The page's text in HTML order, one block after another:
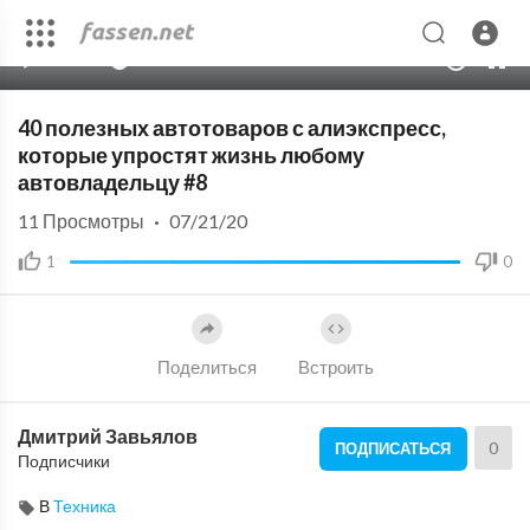
40 полезных автотоваров с алиэкспресс,
которые упростят жизнь любому
автовладельцу #8
1 0
11 Просмотры · 07/21/20
Поделиться Встроить
Дмитрий Завьялов
Подписчики
ПОДПИСАТЬСЯ 0
ВТехника